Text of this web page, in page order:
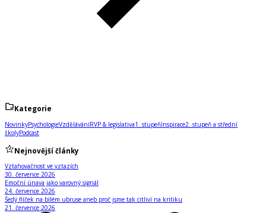
Kategorie
NovinkyPsychologieVzděláváníRVP & legislativa1. stupeňInspirace2. stupeň a střední
školyPodcast
Nejnovější články
Vztahovačnost ve vztazích
30. července 2026
Emoční únava jako varovný signál
24. července 2026
Šedý flíček na bílém ubruse aneb proč jsme tak citliví na kritiku
21. července 2026